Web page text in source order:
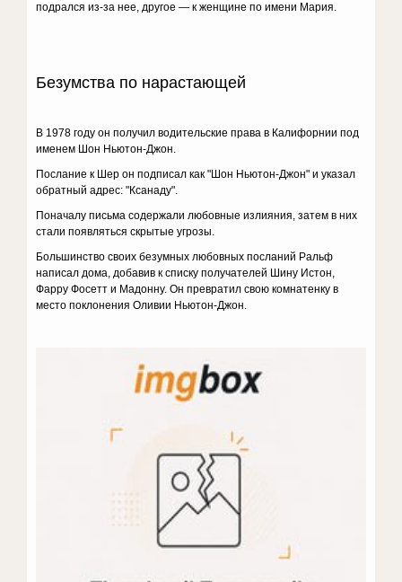
подрался из-за нее, другое — к женщине по имени Мария.
Безумства по нарастающей
В 1978 году он получил водительские права в Калифорнии под
именем Шон Ньютон-Джон.
Послание к Шер он подписал как "Шон Ньютон-Джон" и указал
обратный адрес: "Ксанаду".
Поначалу письма содержали любовные излияния, затем в них
стали появляться скрытые угрозы.
Большинство своих безумных любовных посланий Ральф
написал дома, добавив к списку получателей Шину Истон,
Фарру Фосетт и Мадонну. Он превратил свою комнатенку в
место поклонения Оливии Ньютон-Джон.